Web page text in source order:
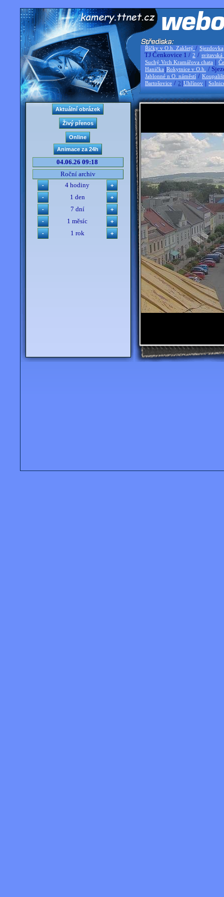
Říčky v O.h. Zakletý / Sjezdovka
TJ Čenkovice 1 / 2 / svitavská
Suchý Vrch Kramářova chata |
Hanička |Rokytnice v O.h. /
Jablonné n O. náměstí /
Bartošovice / 2 |Uhřínov |
04.06.26 09:18
Roční archiv
4 hodiny
1 den
7 dní
1 měsíc
1 rok